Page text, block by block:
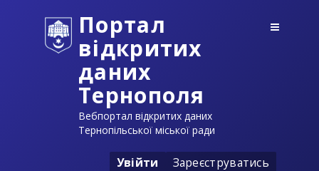
Портал
відкритих
даних
Тернополя
Вебпортал відкритих даних
Тернопільської міської ради
Увійти Зареєструватись